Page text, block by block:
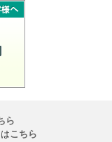
ら
こちら